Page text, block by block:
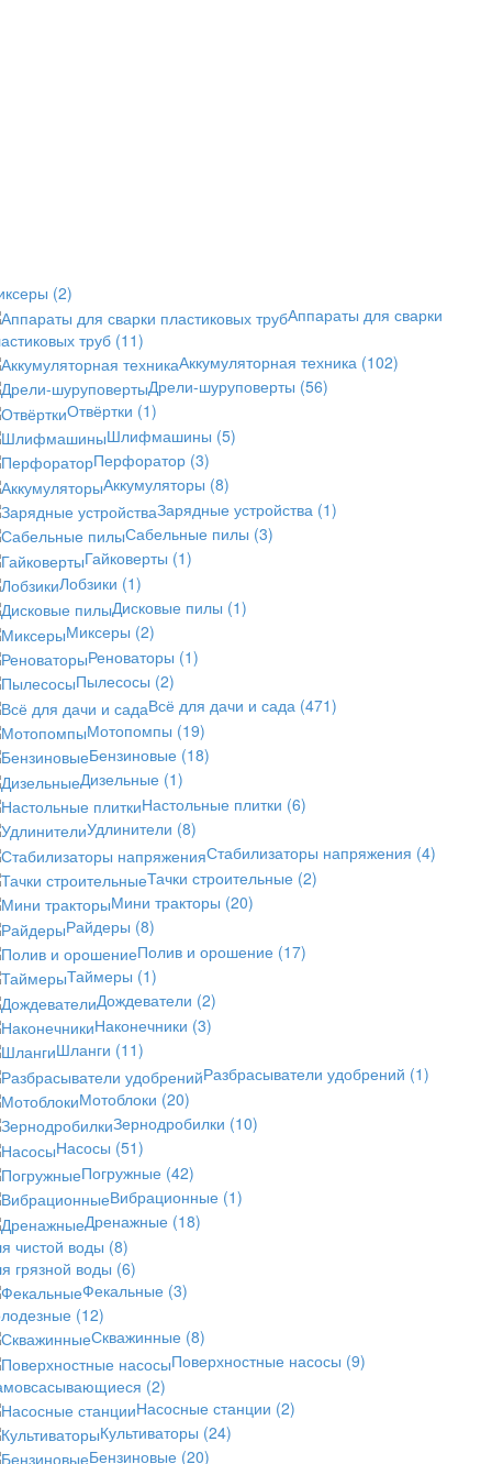
(2)
Аппараты для сварки
труб (11)
Аккумуляторная техника (102)
Дрели-шуруповерты (56)
Отвёртки (1)
Шлифмашины (5)
Перфоратор (3)
Аккумуляторы (8)
Зарядные устройства (1)
Сабельные пилы (3)
Гайковерты (1)
Лобзики (1)
Дисковые пилы (1)
Миксеры (2)
Реноваторы (1)
Пылесосы (2)
Всё для дачи и сада (471)
Мотопомпы (19)
Бензиновые (18)
Дизельные (1)
Настольные плитки (6)
Удлинители (8)
Стабилизаторы напряжения (4)
Тачки строительные (2)
Мини тракторы (20)
Райдеры (8)
Полив и орошение (17)
Таймеры (1)
Дождеватели (2)
Наконечники (3)
Шланги (11)
Разбрасыватели удобрений (1)
Мотоблоки (20)
Зернодробилки (10)
Насосы (51)
Погружные (42)
Вибрационные (1)
Дренажные (18)
чистой воды (8)
грязной воды (6)
Фекальные (3)
(12)
Скважинные (8)
Поверхностные насосы (9)
(2)
Насосные станции (2)
Культиваторы (24)
Бензиновые (20)